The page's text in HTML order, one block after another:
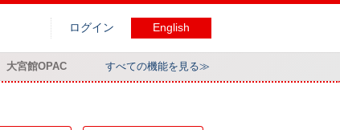
ログイン English
大宮館OPAC すべての機能を見る≫